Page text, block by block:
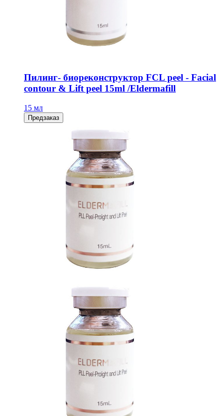
Пилинг- биореконструктор FCL peel - Facial
contour & Lift peel 15ml /Eldermafill
15 мл
Предзаказ